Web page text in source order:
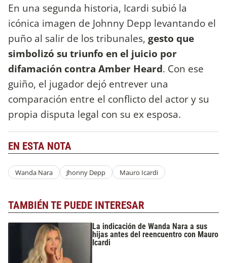
En una segunda historia, Icardi subió la
icónica imagen de Johnny Depp levantando el
puño al salir de los tribunales, gesto que
simbolizó su triunfo en el juicio por
difamación contra Amber Heard. Con ese
guiño, el jugador dejó entrever una
comparación entre el conflicto del actor y su
propia disputa legal con su ex esposa.
EN ESTA NOTA
Wanda Nara Jhonny Depp Mauro Icardi
TAMBIÉN TE PUEDE INTERESAR
La indicación de Wanda Nara a sus
hijas antes del reencuentro con Mauro
Icardi